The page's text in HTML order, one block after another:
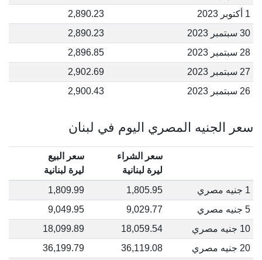
1 أكتوبر 2023
2,890.23
30 سبتمبر 2023
2,890.23
28 سبتمبر 2023
2,896.85
27 سبتمبر 2023
2,902.69
26 سبتمبر 2023
2,900.43
سعر الجنيه المصري اليوم في لبنان
سعر الشراء
ليرة لبنانية
سعر البيع
ليرة لبنانية
1 جنيه مصري
1,805.95
1,809.99
5 جنيه مصري
9,029.77
9,049.95
10 جنيه مصري
18,059.54
18,099.89
20 جنيه مصري
36,119.08
36,199.79